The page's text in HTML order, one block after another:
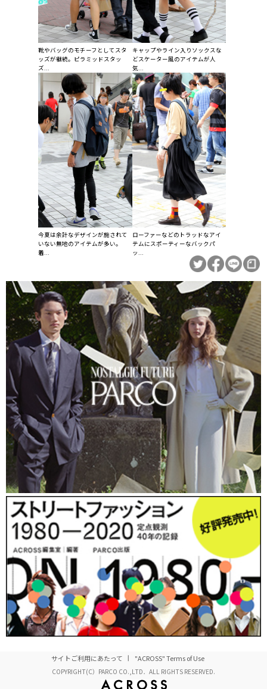
靴やバッグのモチーフとしてスタ
ッズが継続。ピラミッドスタッ
ズ...
キャップやライン入りソックスな
どスケーター風のアイテムが人
気...
今夏は余計なデザインが施されて
いない無地のアイテムが多い。
着...
ローファーなどのトラッドなアイ
テムにスポーティーなバックパ
ッ...
サイトご利用にあたって "ACROSS" Terms of Use
COPYRIGHT(C）PARCO CO.,LTD．ALL RIGHTS RESERVED.